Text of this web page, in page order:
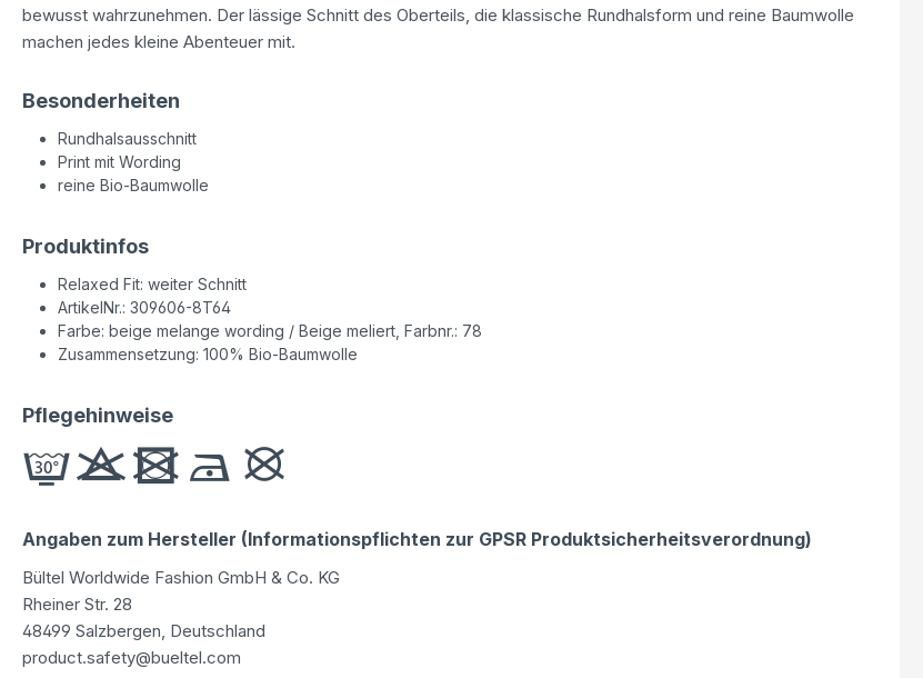
bewusst wahrzunehmen. Der lässige Schnitt des Oberteils, die klassische Rundhalsform und reine Baumwolle
machen jedes kleine Abenteuer mit.
Besonderheiten
Rundhalsausschnitt
Print mit Wording
reine Bio-Baumwolle
Produktinfos
Relaxed Fit: weiter Schnitt
ArtikelNr.: 309606-8T64
Farbe: beige melange wording / Beige meliert, Farbnr.: 78
Zusammensetzung: 100% Bio-Baumwolle
Pflegehinweise
Angaben zum Hersteller (Informationspflichten zur GPSR Produktsicherheitsverordnung)
Bültel Worldwide Fashion GmbH & Co. KG
Rheiner Str. 28
48499 Salzbergen, Deutschland
product.safety@bueltel.com